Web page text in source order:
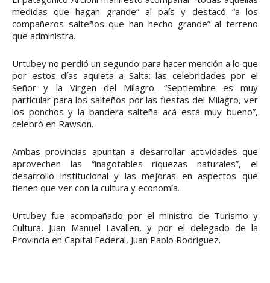
medidas que hagan grande” al país y destacó “a los
compañeros salteños que han hecho grande” al terreno
que administra.
Urtubey no perdió un segundo para hacer mención a lo que
por estos días aquieta a Salta: las celebridades por el
Señor y la Virgen del Milagro. “Septiembre es muy
particular para los salteños por las fiestas del Milagro, ver
los ponchos y la bandera salteña acá está muy bueno”,
celebró en Rawson.
Ambas provincias apuntan a desarrollar actividades que
aprovechen las “inagotables riquezas naturales”, el
desarrollo institucional y las mejoras en aspectos que
tienen que ver con la cultura y economía.
Urtubey fue acompañado por el ministro de Turismo y
Cultura, Juan Manuel Lavallen, y por el delegado de la
Provincia en Capital Federal, Juan Pablo Rodríguez.